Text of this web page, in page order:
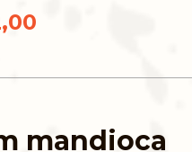
mandioca